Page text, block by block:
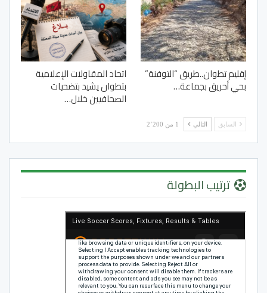
إقليم تطوان..طريق “التوفنة”
بحي أحريق بجماعة…
اتحاد المقاولات الإعلامية
بتطوان يشيد بتضحيات
الصحافيين خلال…
السابق التالي 1 من 2٬200
ترتيب البطولة